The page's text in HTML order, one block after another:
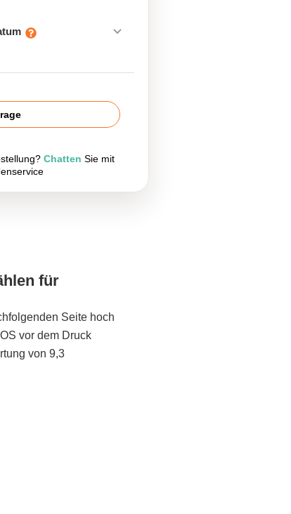
Chatten Sie mit
für
Seite hoch
vor dem Druck
von 9,3